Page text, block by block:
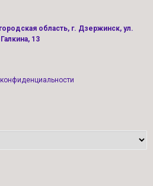
область, г. Дзержинск, ул.
Галкина, 13